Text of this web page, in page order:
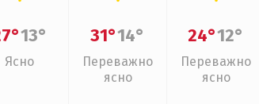
13°
Ясно
31°14°
Переважно
ясно
24°12°
Переважно
ясно